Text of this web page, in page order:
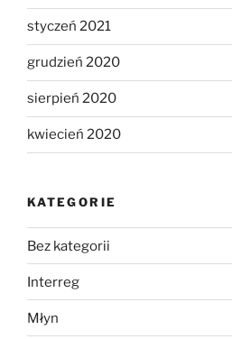
styczeń 2021
grudzień 2020
sierpień 2020
kwiecień 2020
KATEGORIE
Bez kategorii
Interreg
Młyn